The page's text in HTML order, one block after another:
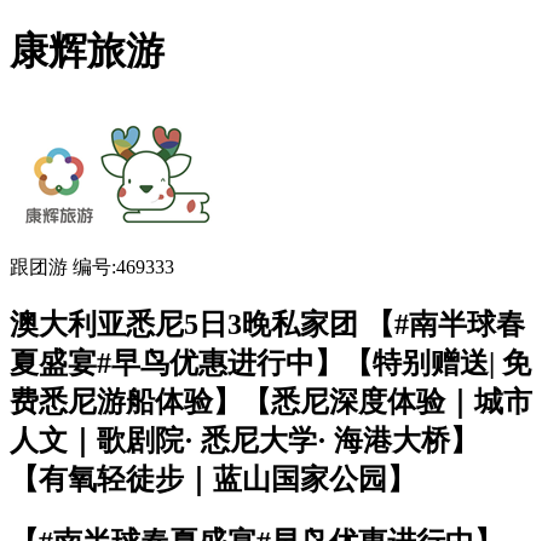
康辉旅游
跟团游 编号:469333
澳大利亚悉尼5日3晚私家团 【#南半球春
夏盛宴#早鸟优惠进行中】【特别赠送| 免
费悉尼游船体验】【悉尼深度体验｜城市
人文｜歌剧院· 悉尼大学· 海港大桥】
【有氧轻徒步｜蓝山国家公园】